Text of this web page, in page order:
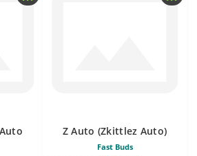
Z Auto (Zkittlez Auto)
Fast Buds